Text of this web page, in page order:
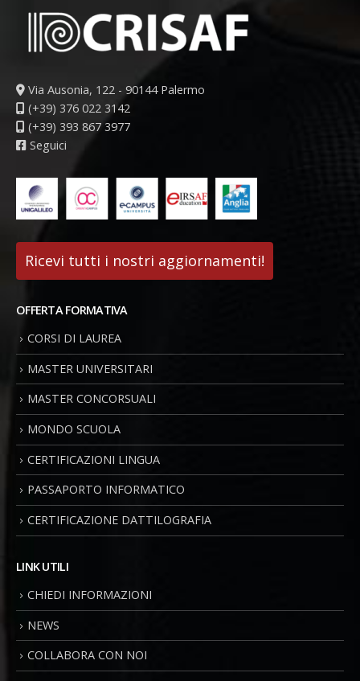
Via Ausonia, 122 - 90144 Palermo
(+39) 376 022 3142
(+39) 393 867 3977
Seguici
Ricevi tutti i nostri aggiornamenti!
OFFERTA FORMATIVA
CORSI DI LAUREA
MASTER UNIVERSITARI
MASTER CONCORSUALI
MONDO SCUOLA
CERTIFICAZIONI LINGUA
PASSAPORTO INFORMATICO
CERTIFICAZIONE DATTILOGRAFIA
LINK UTILI
CHIEDI INFORMAZIONI
NEWS
COLLABORA CON NOI